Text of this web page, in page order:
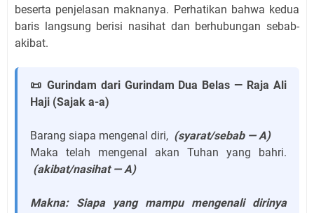
beserta penjelasan maknanya. Perhatikan bahwa kedua
baris langsung berisi nasihat dan berhubungan sebab-
akibat.
📜 Gurindam dari Gurindam Dua Belas — Raja Ali
Haji (Sajak a-a)
Barang siapa mengenal diri, (syarat/sebab — A)
Maka telah mengenal akan Tuhan yang bahri.
(akibat/nasihat — A)
Makna: Siapa yang mampu mengenali dirinya